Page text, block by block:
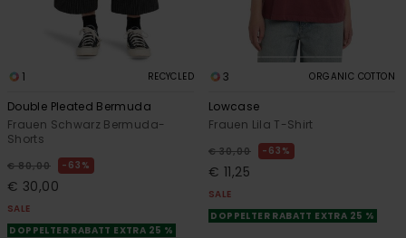
1 RECYCLED
Double Pleated Bermuda
Frauen Schwarz Bermuda-
Shorts
€ 80,00 63%
€ 30,00
SALE
DOPPELTER RABATT EXTRA 25 %
3 ORGANIC COTTON
Lowcase
Frauen Lila T-Shirt
€ 30,00 63%
€ 11,25
SALE
DOPPELTER RABATT EXTRA 25 %